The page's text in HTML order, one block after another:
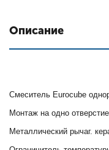
Описание
Смеситель Eurocube
Монтаж на одно
Металлический рычаг.